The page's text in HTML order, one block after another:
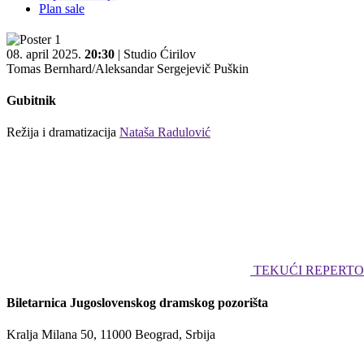
Plan sale
08. april 2025. 20:30 | Studio Ćirilov
Tomas Bernhard/Aleksandar Sergejevič Puškin
Gubitnik
Režija i dramatizacija Nataša Radulović
TEKUĆI
Biletarnica Jugoslovenskog dramskog pozorišta
Kralja Milana 50, 11000 Beograd, Srbija